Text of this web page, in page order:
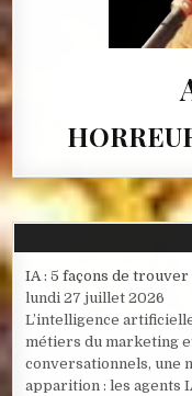
IA : 5 façons de
lundi 27 juillet 2026
L’intelligence
métiers du marketing
conversationnels, une
apparition : les agents